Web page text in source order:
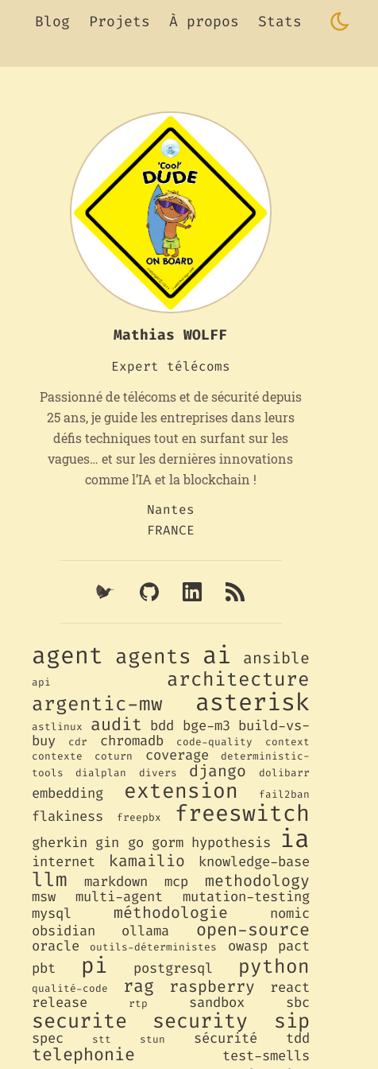
Blog Projets À propos Stats
Mathias WOLFF
Expert télécoms
Passionné de télécoms et de sécurité depuis
25 ans, je guide les entreprises dans leurs
défis techniques tout en surfant sur les
vagues… et sur les dernières innovations
comme l’IA et la blockchain !
Nantes
FRANCE
agent agents ai ansible
api
architecture
argentic-mw
asterisk
astlinux audit bdd bge-m3 build-vs-
buy
cdr chromadb code-quality
context
contexte
coturn coverage
deterministic-
tools
dialplan divers django dolibarr
embedding extension fail2ban
flakiness freepbx freeswitch
gherkin gin go gorm hypothesis ia
internet kamailio knowledge-base
llm markdown mcp methodology
msw multi-agent
mutation-testing
mysql
méthodologie
nomic
obsidian
ollama open-source
oracle outils-déterministes owasp
pact
pbt
pi postgresql python
qualité-code rag raspberry
react
release
rtp sandbox sbc
securite security sip
spec stt stun sécurité tdd
telephonie test-smells